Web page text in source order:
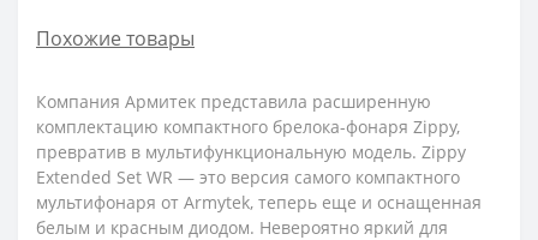
Похожие товары
Компания Армитек представила расширенную
комплектацию компактного брелока-фонаря Zippy,
превратив в мультифункциональную модель. Zippy
Extended Set WR — это версия самого компактного
мультифонаря от Armytek, теперь еще и оснащенная
белым и красным диодом. Невероятно яркий для